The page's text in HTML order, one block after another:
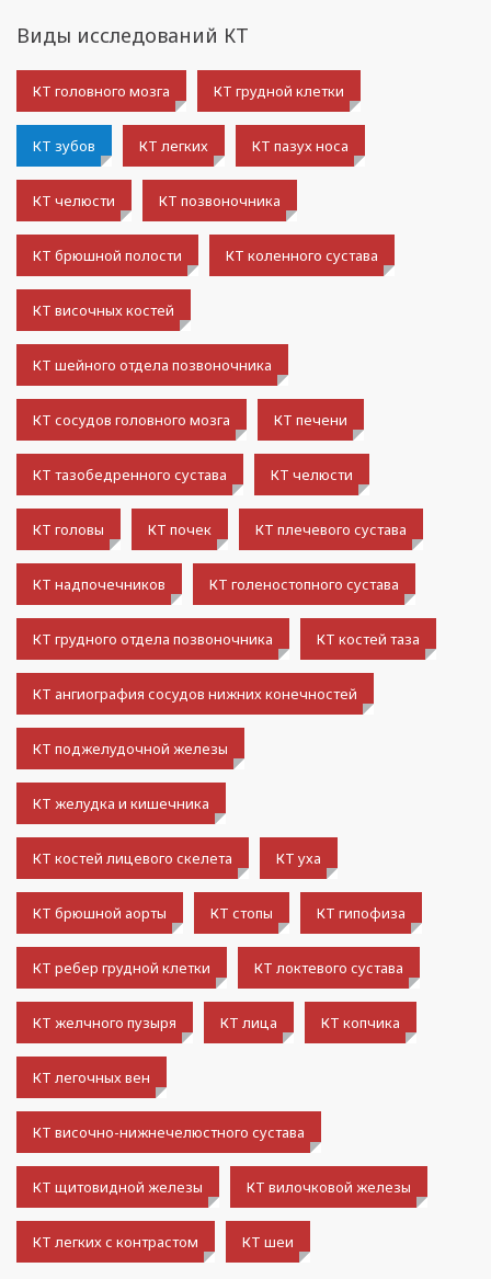
Виды исследований КТ
КТ головного мозга КТ грудной клетки
КТ зубов КТ легких КТ пазух носа
КТ челюсти КТ позвоночника
КТ брюшной полости КТ коленного сустава
КТ височных костей
КТ шейного отдела позвоночника
КТ сосудов головного мозга КТ печени
КТ тазобедренного сустава КТ челюсти
КТ головы КТ почек КТ плечевого сустава
КТ надпочечников КТ голеностопного сустава
КТ грудного отдела позвоночника КТ костей таза
КТ ангиография сосудов нижних конечностей
КТ поджелудочной железы
КТ желудка и кишечника
КТ костей лицевого скелета КТ уха
КТ брюшной аорты КТ стопы КТ гипофиза
КТ ребер грудной клетки КТ локтевого сустава
КТ желчного пузыря КТ лица КТ копчика
КТ легочных вен
КТ височно-нижнечелюстного сустава
КТ щитовидной железы КТ вилочковой железы
КТ легких с контрастом КТ шеи